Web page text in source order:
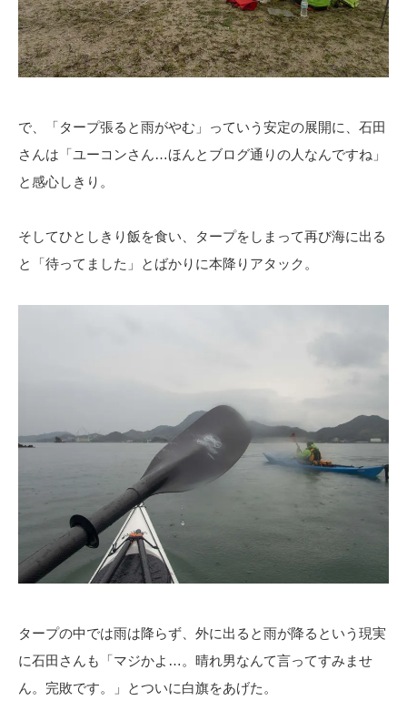
で、「タープ張ると雨がやむ」っていう安定の展開に、石田
さんは「ユーコンさん…ほんとブログ通りの人なんですね」
と感心しきり。
そしてひとしきり飯を食い、タープをしまって再び海に出る
と「待ってました」とばかりに本降りアタック。
タープの中では雨は降らず、外に出ると雨が降るという現実
に石田さんも「マジかよ…。晴れ男なんて言ってすみませ
ん。完敗です。」とついに白旗をあげた。